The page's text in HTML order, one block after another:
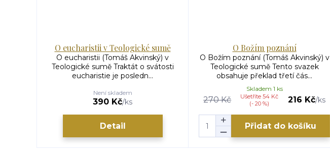
O eucharistii v Teologické sumě
O eucharistii (Tomáš Akvinský) v
Teologické sumě Traktát o svátosti
eucharistie je posledn...
390 Kč/ks
Není skladem
Detail
O Božím poznání
O Božím poznání (Tomáš Akvinský) v
Teologické sumě Tento svazek
obsahuje překlad třetí čás...
270 Kč
Ušetříte 54 Kč
(- 20 %)
216 Kč/ks
Skladem 1 ks
Přidat do košíku